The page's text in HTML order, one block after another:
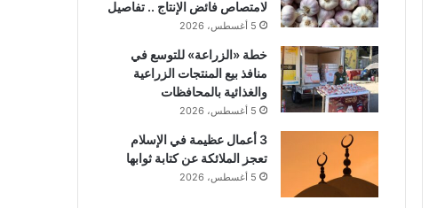
لامتصاص فائض الإنتاج .. تفاصيل
5 أغسطس، 2026
خطة «الزراعة» للتوسع في
منافذ بيع المنتجات الزراعية
والغذائية بالمحافظات
5 أغسطس، 2026
3 أعمال عظيمة في الإسلام
تعجز الملائكة عن كتابة ثوابها
5 أغسطس، 2026